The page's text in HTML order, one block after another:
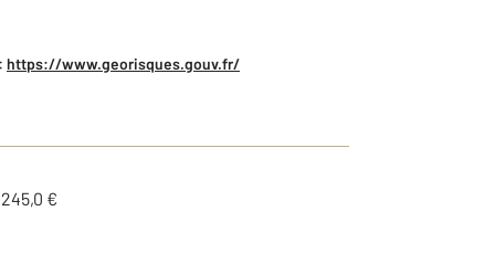
https://www.georisques.gouv.fr/
€